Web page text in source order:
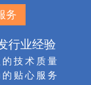
务
行业经验
技术质量
贴心服务